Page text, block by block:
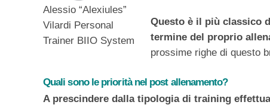
Alessio “Alexiules”
Vilardi Personal
Trainer BIIO System
Questo è il più classico
termine del proprio
prossime righe di questo
Quali sono le priorità nel post allenamento?
A prescindere dalla tipologia di training